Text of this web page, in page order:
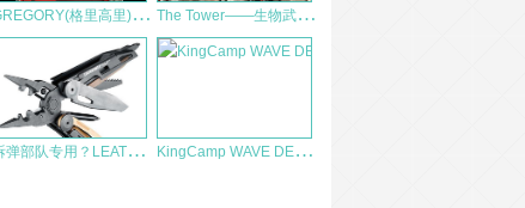
G
REGORY(格里高里) 拉杆箱 Cache 22 旅行包 测评报告 T
he Tower——生物武器会是恐怖分子的心头好吗？
拆
弹部队专用？LEATHERMAN 莱泽曼 EOD MUT MILITARY MULTI-TOOL 850031 多功能工具钳 K
ingCamp WAVE DELUX 防潮垫体验报告